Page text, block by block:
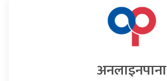
अनलाइनपाना